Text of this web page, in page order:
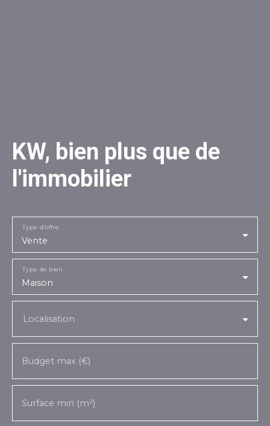
KW, bien plus que de
l'immobilier
Vente
Type d'offre
Maison
Type de bien
Localisation
Budget max (€)
Surface min (m²)